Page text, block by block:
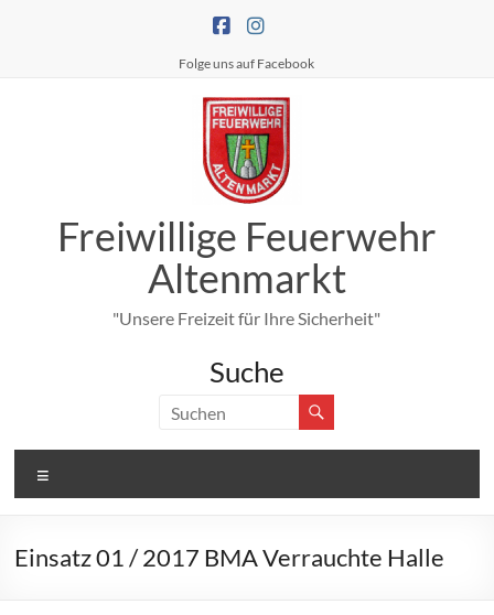
Folge uns auf Facebook
Freiwillige Feuerwehr
Altenmarkt
"Unsere Freizeit für Ihre Sicherheit"
Suche
Einsatz 01 / 2017 BMA Verrauchte Halle